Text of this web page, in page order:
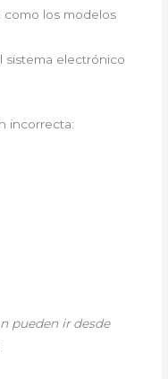
como los modelos
sistema electrónico
incorrecta:
pueden ir desde